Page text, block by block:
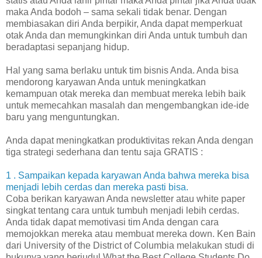
maka Anda bodoh – sama sekali tidak benar. Dengan
membiasakan diri Anda berpikir, Anda dapat memperkuat
otak Anda dan memungkinkan diri Anda untuk tumbuh dan
beradaptasi sepanjang hidup.
Hal yang sama berlaku untuk tim bisnis Anda. Anda bisa
mendorong karyawan Anda untuk meningkatkan
kemampuan otak mereka dan membuat mereka lebih baik
untuk memecahkan masalah dan mengembangkan ide-ide
baru yang menguntungkan.
Anda dapat meningkatkan produktivitas rekan Anda dengan
tiga strategi sederhana dan tentu saja GRATIS :
1 . Sampaikan kepada karyawan Anda bahwa mereka bisa
menjadi lebih cerdas dan mereka pasti bisa.
Coba berikan karyawan Anda newsletter atau white paper
singkat tentang cara untuk tumbuh menjadi lebih cerdas.
Anda tidak dapat memotivasi tim Anda dengan cara
memojokkan mereka atau membuat mereka down. Ken Bain
dari University of the District of Columbia melakukan studi di